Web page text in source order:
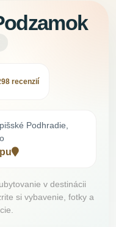
recenzií
Podhradie,
v destinácii
si vybavenie, fotky a